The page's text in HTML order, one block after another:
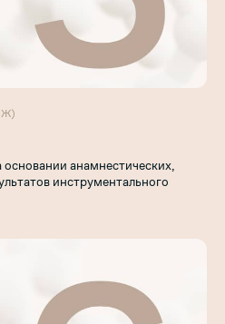
основании анамнестических,
инструментального